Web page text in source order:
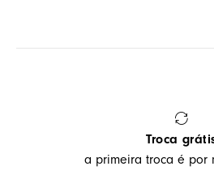
Troca
a primeira troca é por